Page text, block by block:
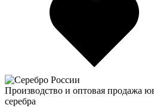
Производство и оптовая продажа
серебра